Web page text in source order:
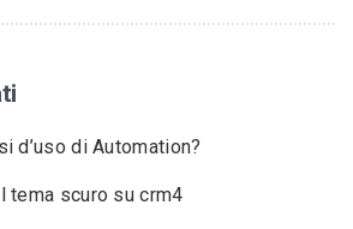
d’uso di Automation?
tema scuro su crm4